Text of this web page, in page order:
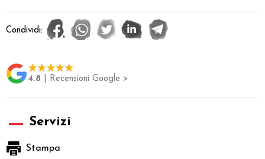
Condividi:
4.8 | Recensioni Google >
Servizi
Stampa